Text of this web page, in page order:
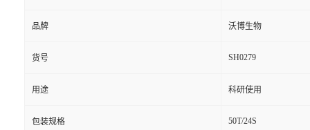
品牌 沃博生物
货号 SH0279
用途 科研使用
包装规格 50T/24S